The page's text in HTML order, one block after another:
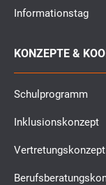
Informationstag
KONZEPTE &
Schulprogramm
Inklusionskonzept
Vertretungskonzept